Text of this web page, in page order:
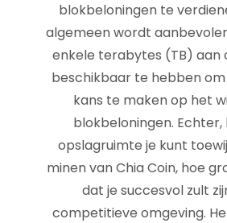
blokbeloningen te
algemeen wordt
enkele terabytes (TB) aan
beschikbaar te hebben
kans te maken op het
blokbeloningen.
opslagruimte je kunt
minen van Chia Coin, hoe
dat je succesvol zult
competitieve omgeving.